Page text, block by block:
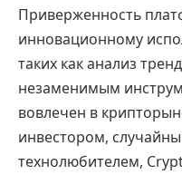
Приверженность
инновационному
таких как анализ
незаменимым
вовлечен в
инвестором,
технолюбителем,